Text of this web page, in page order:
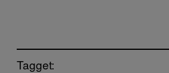
Tagget: